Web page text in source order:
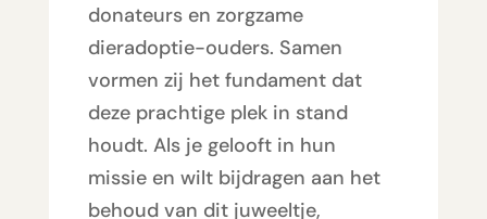
donateurs en zorgzame
dieradoptie-ouders. Samen
vormen zij het fundament dat
deze prachtige plek in stand
houdt. Als je gelooft in hun
missie en wilt bijdragen aan het
behoud van dit juweeltje,